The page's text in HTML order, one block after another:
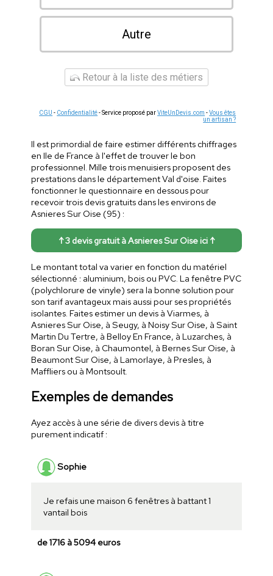
Autre
Retour à la liste des métiers
CGU - Confidentialité- Service proposé parViteUnDevis.com -Vous êtes
un artisan ?
Il est primordial de faire estimer différents chiffrages
en Ile de France à l'effet de trouver le bon
professionnel. Mille trois menuisiers proposent des
prestations dans le département Val d'oise. Faites
fonctionner le questionnaire en dessous pour
recevoir trois devis gratuits dans les environs de
Asnieres Sur Oise (95) :
↑ 3 devis gratuit à Asnieres Sur Oise ici ↑
Le montant total va varier en fonction du matériel
sélectionné : aluminium, bois ou PVC. La fenêtre PVC
(polychlorure de vinyle) sera la bonne solution pour
son tarif avantageux mais aussi pour ses propriétés
isolantes. Faites estimer un devis à Viarmes, à
Asnieres Sur Oise, à Seugy, à Noisy Sur Oise, à Saint
Martin Du Tertre, à Belloy En France, à Luzarches, à
Boran Sur Oise, à Chaumontel, à Bernes Sur Oise, à
Beaumont Sur Oise, à Lamorlaye, à Presles, à
Maffliers ou à Montsoult.
Exemples de demandes
Ayez accès à une série de divers devis à titre
purement indicatif :
Sophie
Je refais une maison 6 fenêtres à battant 1
vantail bois
de 1716 à 5094 euros